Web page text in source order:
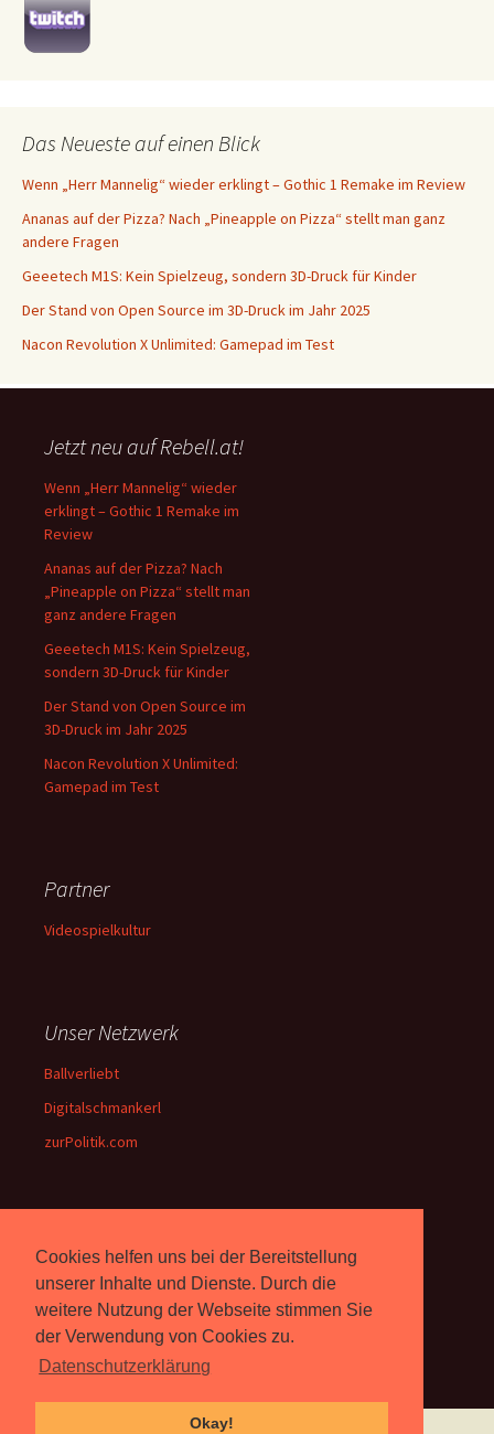
Cookies helfen uns bei der Bereitstellung
unserer Inhalte und Dienste. Durch die
weitere Nutzung der Webseite stimmen Sie
der Verwendung von Cookies zu.
Datenschutzerklärung
Okay!
Das Neueste auf einen Blick
Wenn „Herr Mannelig“ wieder erklingt – Gothic 1 Remake im Review
Ananas auf der Pizza? Nach „Pineapple on Pizza“ stellt man ganz
andere Fragen
Geeetech M1S: Kein Spielzeug, sondern 3D-Druck für Kinder
Der Stand von Open Source im 3D-Druck im Jahr 2025
Nacon Revolution X Unlimited: Gamepad im Test
Jetzt neu auf Rebell.at!
Wenn „Herr Mannelig“ wieder
erklingt – Gothic 1 Remake im
Review
Ananas auf der Pizza? Nach
„Pineapple on Pizza“ stellt man
ganz andere Fragen
Geeetech M1S: Kein Spielzeug,
sondern 3D-Druck für Kinder
Der Stand von Open Source im
3D-Druck im Jahr 2025
Nacon Revolution X Unlimited:
Gamepad im Test
Partner
Videospielkultur
Unser Netzwerk
Ballverliebt
Digitalschmankerl
zurPolitik.com
Über Uns
Rebell.atberichtet seit 2003
unabhängig über Computer-
und Videospiele. ( Impressum )